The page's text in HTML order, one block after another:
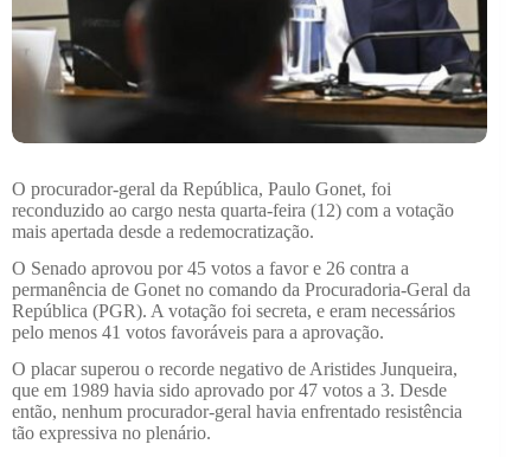
O procurador-geral da República, Paulo Gonet, foi
reconduzido ao cargo nesta quarta-feira (12) com a votação
mais apertada desde a redemocratização.
O Senado aprovou por 45 votos a favor e 26 contra a
permanência de Gonet no comando da Procuradoria-Geral da
República (PGR). A votação foi secreta, e eram necessários
pelo menos 41 votos favoráveis para a aprovação.
O placar superou o recorde negativo de Aristides Junqueira,
que em 1989 havia sido aprovado por 47 votos a 3. Desde
então, nenhum procurador-geral havia enfrentado resistência
tão expressiva no plenário.